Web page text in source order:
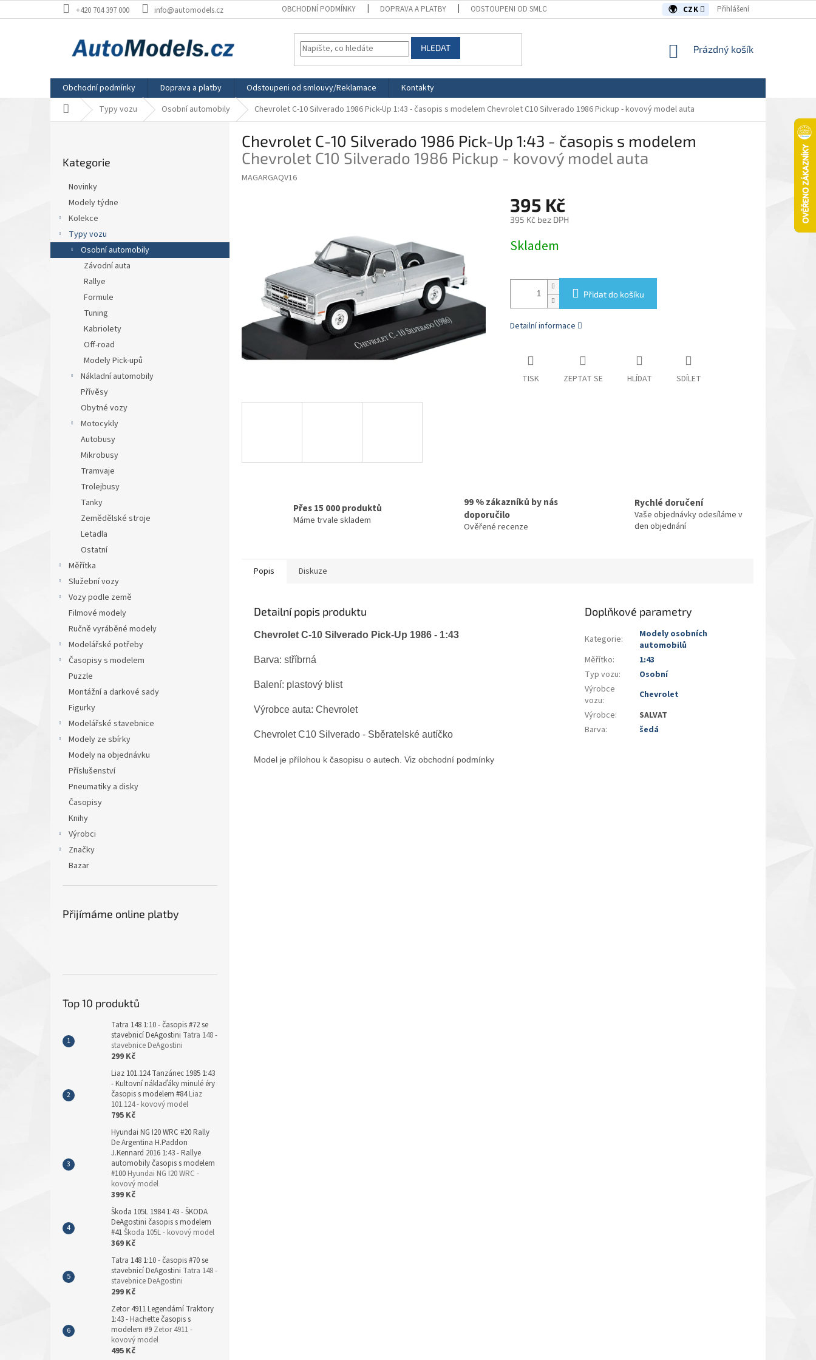
na
+420 704 397 000 info@automodels.cz OBCHODNÍ PODMÍNKY DOPRAVA A PLATBY ODSTOUPENI OD SMLOUVY/REKLAMACE CZK Přihlášení
HLEDAT
NÁKUPNÍ
Prázdný košík
Obchodní podmínky Doprava a platby Odstoupeni od smlouvy/Reklamace
Kontakty
Domů Typy vozu Osobní automobily Chevrolet C-10 Silverado 1986 Pick-Up 1:43 - časopis s modelem Chevrolet C10 Silverado 1986 Pickup - kovový model auta
a
kategorie
Kategorie
Novinky
Modely týdne
Kolekce
Typy vozu
Osobní automobily
Závodní auta
Rallye
Formule
Tuning
Kabriolety
Off-road
Modely Pick-upů
Nákladní automobily
Přívěsy
Obytné vozy
Motocykly
Autobusy
Mikrobusy
Tramvaje
Trolejbusy
Tanky
Zemědělské stroje
Letadla
Ostatní
Měřítka
Služební vozy
Vozy podle země
Filmové modely
Ručně vyráběné modely
Modelářské potřeby
Časopisy s modelem
Puzzle
Montážní a darkové sady
Figurky
Modelářské stavebnice
Modely ze sbírky
Modely na objednávku
Příslušenství
Pneumatiky a disky
Časopisy
Knihy
Výrobci
Značky
Bazar
Přijímáme online platby
Top 10 produktů
Tatra 148 1:10 - časopis #72 se
stavebnicí DeAgostini Tatra 148 -
stavebnice DeAgostini
299 Kč
Liaz 101.124 Tanzánec 1985 1:43
- Kultovní náklaďáky minulé éry
časopis s modelem #84Liaz
101.124 - kovový model
795 Kč
Hyundai NG I20 WRC #20 Rally
De Argentina H.Paddon
J.Kennard 2016 1:43 - Rallye
automobily časopis s modelem
#100 Hyundai NG I20 WRC -
kovový model
399 Kč
Škoda 105L 1984 1:43 - ŠKODA
DeAgostini časopis s modelem
#41Škoda 105L - kovový model
369 Kč
Tatra 148 1:10 - časopis #70 se
stavebnicí DeAgostini Tatra 148 -
stavebnice DeAgostini
299 Kč
Zetor 4911 Legendární Traktory
1:43 - Hachette časopis s
modelem #9 Zetor 4911 -
kovový model
495 Kč
Chevrolet C-10 Silverado 1986 Pick-Up 1:43 - časopis s modelem
Chevrolet C10 Silverado 1986 Pickup - kovový model auta
MAGARGAQV16
395 Kč
395 Kč bez DPH
cena:
Skladem
Přidat do košíku
Detailní informace
TISK ZEPTAT SE HLÍDAT SDÍLET
Přes 15 000 produktů
Máme trvale skladem
99 % zákazníků by nás
doporučilo
Ověřené recenze
Rychlé doručení
Vaše objednávky odesíláme v
den objednání
Popis Diskuze
Detailní popis produktu
Chevrolet C-10 Silverado Pick-Up 1986 - 1:43
Barva: stříbrná
Balení: plastový blist
Výrobce auta: Chevrolet
Chevrolet C10 Silverado - Sběratelské autíčko
Model je přílohou k časopisu o autech. Viz obchodní podmínky
Doplňkové parametry
Kategorie:
Modely osobních
automobilů
Měřítko:
1:43
Typ vozu:
Osobní
Výrobce
vozu:
Chevrolet
Výrobce:
SALVAT
Barva: šedá